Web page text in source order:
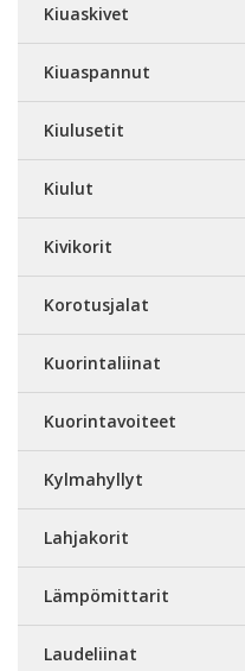
Kiuaskivet
Kiuaspannut
Kiulusetit
Kiulut
Kivikorit
Korotusjalat
Kuorintaliinat
Kuorintavoiteet
Kylmahyllyt
Lahjakorit
Lämpömittarit
Laudeliinat